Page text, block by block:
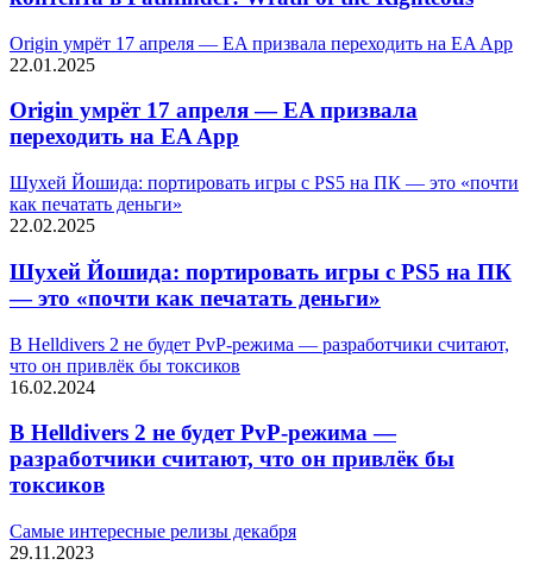
Origin умрёт 17 апреля — EA призвала переходить на EA App
22.01.2025
Origin умрёт 17 апреля — EA призвала
переходить на EA App
Шухей Йошида: портировать игры с PS5 на ПК — это «почти
как печатать деньги»
22.02.2025
Шухей Йошида: портировать игры с PS5 на ПК
— это «почти как печатать деньги»
В Helldivers 2 не будет PvP-режима — разработчики считают,
что он привлёк бы токсиков
16.02.2024
В Helldivers 2 не будет PvP-режима —
разработчики считают, что он привлёк бы
токсиков
Самые интересные релизы декабря
29.11.2023